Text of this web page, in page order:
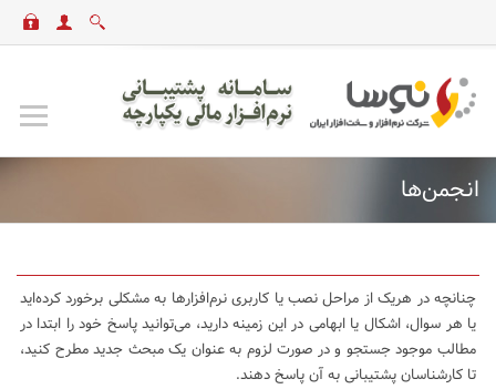
انجمن‌ها
چنانچه در هریک از مراحل نصب یا کاربری نرم‌افزارها به مشکلی برخورد کرده‌اید
یا هر سوال، اشکال یا ابهامی در این زمینه دارید، می‌توانید پاسخ خود را ابتدا در
مطالب موجود جستجو و در صورت لزوم به عنوان یک مبحث جدید مطرح کنید،
تا کارشناسان پشتیبانی به آن پاسخ دهند.